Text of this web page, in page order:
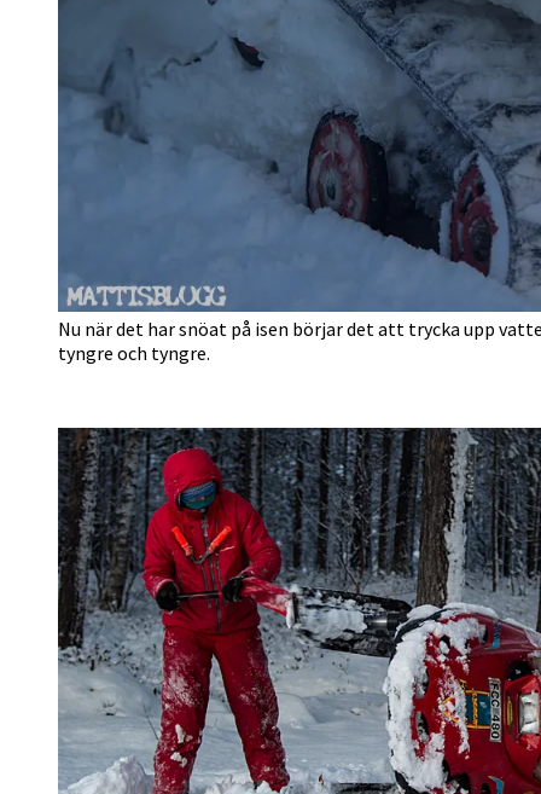
Nu när det har snöat på isen börjar det att trycka upp
tyngre och tyngre.